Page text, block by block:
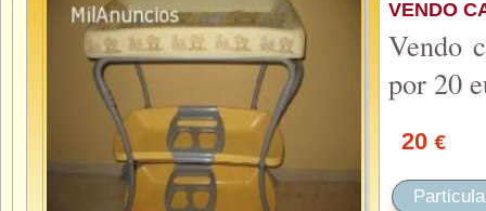
VENDO
Vendo
por 20
20 €